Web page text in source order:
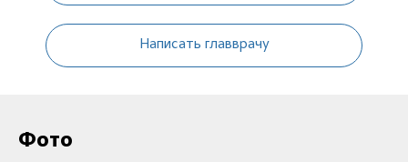
Написать главврачу
Фото